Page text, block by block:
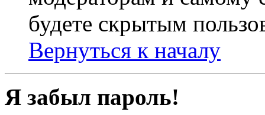
будете скрытым
Вернуться к началу
Я забыл пароль!